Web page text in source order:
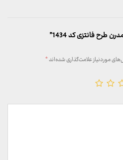
فانتزی کد 1434”
موردنیاز علامت‌گذاری شده‌اند*